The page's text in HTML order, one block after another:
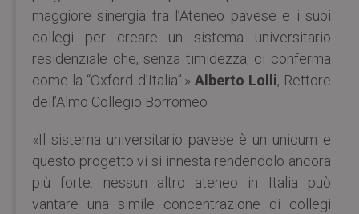
maggiore sinergia fra l’Ateneo pavese e i suoi
collegi per creare un sistema universitario
residenziale che, senza timidezza, ci conferma
come la “Oxford d’Italia”.» Alberto Lolli, Rettore
dell’Almo Collegio Borromeo
«Il sistema universitario pavese è un unicum e
questo progetto vi si innesta rendendolo ancora
più forte: nessun altro ateneo in Italia può
vantare una simile concentrazione di collegi